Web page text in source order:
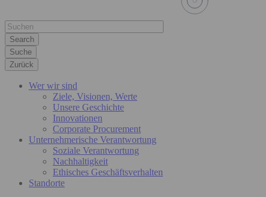
Suche
Zurück
Wer wir sind
Ziele, Visionen, Werte
Unsere Geschichte
Innovationen
Corporate Procurement
Unternehmerische Verantwortung
Soziale Verantwortung
Nachhaltigkeit
Ethisches Geschäftsverhalten
Standorte